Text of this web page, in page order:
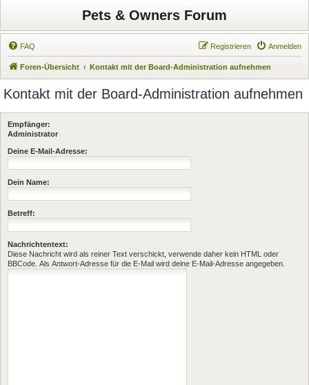
Pets & Owners Forum
FAQ Anmelden
Registrieren
Foren-Übersicht Kontakt mit der Board-Administration aufnehmen
Kontakt mit der Board-Administration aufnehmen
Empfänger:
Administrator
Deine E-Mail-Adresse:
Dein Name:
Betreff:
Nachrichtentext:
Diese Nachricht wird als reiner Text verschickt, verwende daher kein HTML oder
BBCode. Als Antwort-Adresse für die E-Mail wird deine E-Mail-Adresse angegeben.